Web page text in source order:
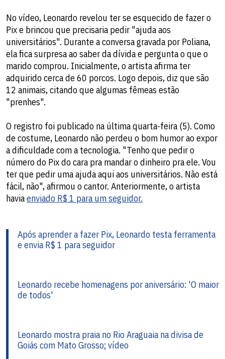
No vídeo, Leonardo revelou ter se esquecido de fazer o
Pix e brincou que precisaria pedir "ajuda aos
universitários". Durante a conversa gravada por Poliana,
ela fica surpresa ao saber da dívida e pergunta o que o
marido comprou. Inicialmente, o artista afirma ter
adquirido cerca de 60 porcos. Logo depois, diz que são
12 animais, citando que algumas fêmeas estão
"prenhes".
O registro foi publicado na última quarta-feira (5). Como
de costume, Leonardo não perdeu o bom humor ao expor
a dificuldade com a tecnologia. "Tenho que pedir o
número do Pix do cara pra mandar o dinheiro pra ele. Vou
ter que pedir uma ajuda aqui aos universitários. Não está
fácil, não", afirmou o cantor. Anteriormente, o artista
haviaenviado R$ 1 para um seguidor.
Após aprender a fazer Pix, Leonardo testa ferramenta
e envia R$ 1 para seguidor
Leonardo recebe homenagens por aniversário: 'O maior
de todos'
Leonardo mostra praia no Rio Araguaia na divisa de
Goiás com Mato Grosso; vídeo